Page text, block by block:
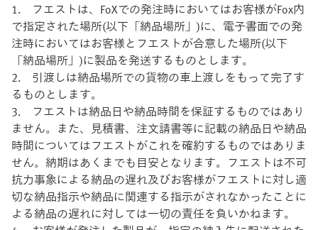
1. フエストは、FoXでの発注時においてはお客様がFox内
で指定された場所(以下「納品場所」)に、電子書面での発
注時においてはお客様とフエストが合意した場所(以下
「納品場所」)に製品を発送するものとします。
2. 引渡しは納品場所での貨物の車上渡しをもって完了す
るものとします。
3. フエストは納品日や納品時間を保証するものではあり
ません。また、見積書、注文請書等に記載の納品日や納品
時間についてはフエストがこれを確約するものではありま
せん。納期はあくまでも目安となります。フエストは不可
抗力事象による納品の遅れ及びお客様がフエストに対し適
切な納品指示や納品に関連する指示がされなかったことに
よる納品の遅れに対しては一切の責任を負いかねます。